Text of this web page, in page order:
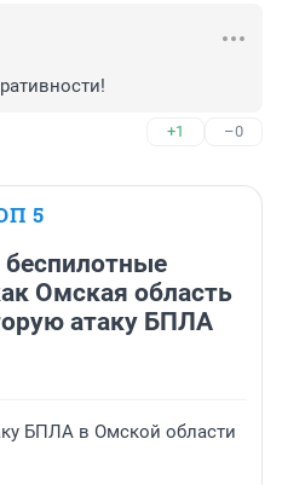
+1 –0
5
Омская область
атаку БПЛА
БПЛА в Омской области